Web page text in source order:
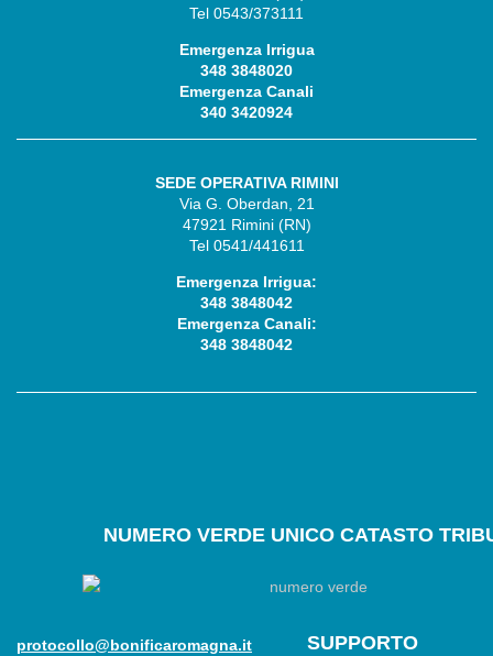
Tel 0543/373111
Emergenza Irrigua
348 3848020
Emergenza Canali
340 3420924
SEDE OPERATIVA RIMINI
Via G. Oberdan, 21
47921 Rimini (RN)
Tel 0541/441611
Emergenza Irrigua:
348 3848042
Emergenza Canali:
348 3848042
NUMEROVERDE UNICO CATASTO
protocollo@bonificaromagna.it
SUPPORTO